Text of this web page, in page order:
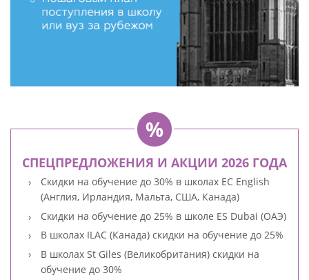
СПЕЦПРЕДЛОЖЕНИЯ И АКЦИИ 2026 ГОДА
Скидки на обучение до 30% в школах EC English
(Англия, Ирландия, Мальта, США, Канада)
Скидки на обучение до 25% в школе ES Dubai (ОАЭ)
В школах ILAC (Канада) скидки на обучение до 25%
В школах St Giles (Великобритания) скидки на
обучение до 30%